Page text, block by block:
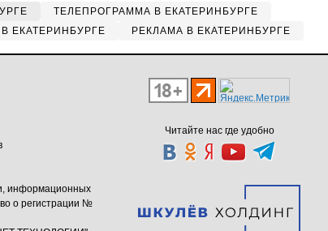
ТЕЛЕПРОГРАММА В ЕКАТЕРИНБУРГЕ
ЕКАТЕРИНБУРГЕ РЕКЛАМА В ЕКАТЕРИНБУРГЕ
Читайте нас где удобно
информационных
о регистрации №